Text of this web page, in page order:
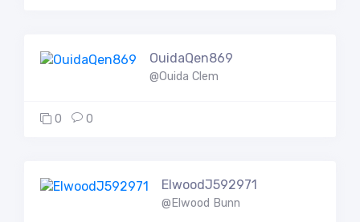
OuidaQen869
@Ouida Clem
0 0
ElwoodJ592971
@Elwood Bunn